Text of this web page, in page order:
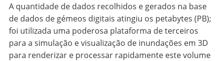
A quantidade de dados recolhidos e gerados na base
de dados de gémeos digitais atingiu os petabytes (PB);
foi utilizada uma poderosa plataforma de terceiros
para a simulação e visualização de inundações em 3D
para renderizar e processar rapidamente este volume